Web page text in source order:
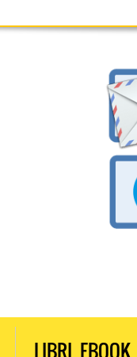
LIBRI,